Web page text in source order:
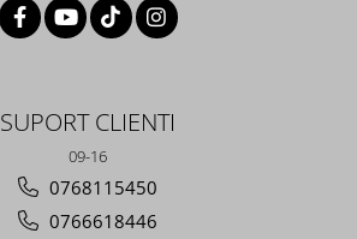
SUPORT CLIENTI
09-16
0768115450
0766618446